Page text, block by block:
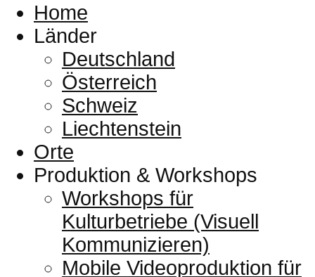
Home
Länder
Deutschland
Österreich
Schweiz
Liechtenstein
Orte
Produktion & Workshops
Workshops für
Kulturbetriebe (Visuell
Kommunizieren)
Mobile Videoproduktion für